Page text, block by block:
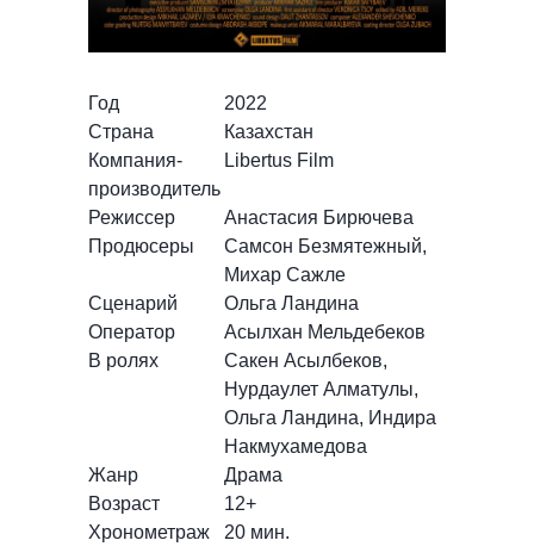
Год
Страна
Компания-
производитель
Режиссер
Продюсеры
Сценарий
Оператор
В ролях
Жанр
Возраст
Хронометраж
2022
Казахстан
Libertus Film
Анастасия Бирючева
Самсон Безмятежный,
Михар Сажле
Ольга Ландина
Асылхан Мельдебеков
Сакен Асылбеков,
Нурдаулет Алматулы,
Ольга Ландина, Индира
Накмухамедова
Драма
12+
20 мин.